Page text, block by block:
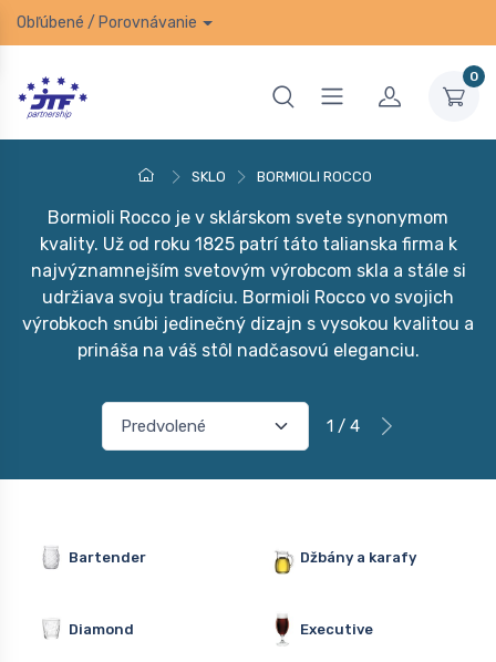
Obľúbené / Porovnávanie
0
SKLO BORMIOLI ROCCO
Bormioli Rocco je v sklárskom svete synonymom
kvality. Už od roku 1825 patrí táto talianska firma k
najvýznamnejším svetovým výrobcom skla a stále si
udržiava svoju tradíciu. Bormioli Rocco vo svojich
výrobkoch snúbi jedinečný dizajn s vysokou kvalitou a
prináša na váš stôl nadčasovú eleganciu.
1 / 4
Bartender Džbány a karafy
Diamond Executive